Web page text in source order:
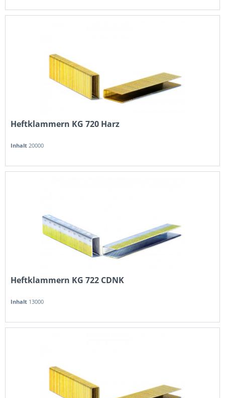
Heftklammern KG 720 Harz
Inhalt 20000
Heftklammern KG 722 CDNK
Inhalt 13000